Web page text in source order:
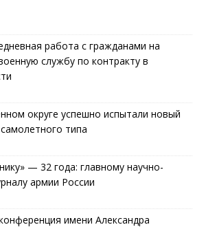
работа с гражданами на
службу по контракту в
округе успешно испытали новый
типа
— 32 года: главному научно-
армии России
имени Александра